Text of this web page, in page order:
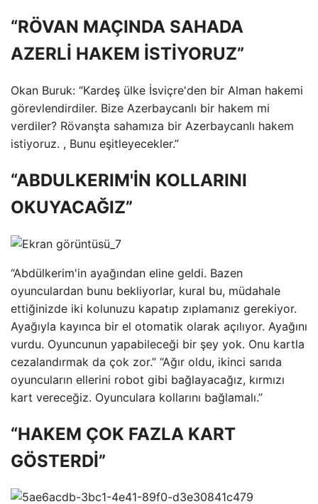
“RÖVAN MAÇINDA SAHADA
AZERLİ HAKEM İSTİYORUZ”
Okan Buruk: “Kardeş ülke İsviçre'den bir Alman hakemi
görevlendirdiler. Bize Azerbaycanlı bir hakem mi
verdiler? Rövanşta sahamıza bir Azerbaycanlı hakem
istiyoruz. , Bunu eşitleyecekler.”
“ABDULKERIM'İN KOLLARINI
OKUYACAĞIZ”
“Abdülkerim'in ayağından eline geldi. Bazen
oyunculardan bunu bekliyorlar, kural bu, müdahale
ettiğinizde iki kolunuzu kapatıp zıplamanız gerekiyor.
Ayağıyla kayınca bir el otomatik olarak açılıyor. Ayağını
vurdu. Oyuncunun yapabileceği bir şey yok. Onu kartla
cezalandırmak da çok zor.” “Ağır oldu, ikinci sarıda
oyuncuların ellerini robot gibi bağlayacağız, kırmızı
kart vereceğiz. Oyunculara kollarını bağlamalı.”
“HAKEM ÇOK FAZLA KART
GÖSTERDİ”